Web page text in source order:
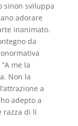
sinon sviluppa
adorare
inanimato.
da
me la
Non la
a
adepto a
razza di li